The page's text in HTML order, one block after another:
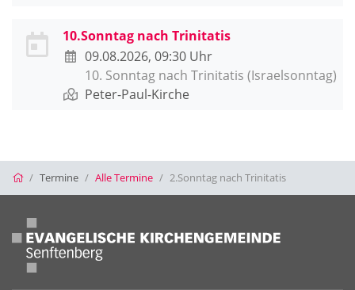
10.Sonntag nach Trinitatis
09.08.2026, 09:30 Uhr
10. Sonntag nach Trinitatis (Israelsonntag)
Peter-Paul-Kirche
Startseite
Termine Alle Termine 2.Sonntag nach Trinitatis